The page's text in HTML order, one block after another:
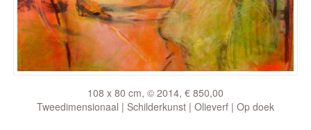
108 x 80 cm, © 2014, € 850,00
Tweedimensionaal | Schilderkunst | Olieverf | Op doek